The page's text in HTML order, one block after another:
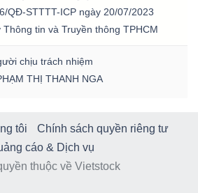
QĐ-STTTT-ICP ngày 20/07/2023
tin và Truyền thông TPHCM
chịu trách nhiệm
THỊ THANH NGA
tôi
Chính sách quyền riêng tư
cáo & Dịch vụ
thuộc về Vietstock